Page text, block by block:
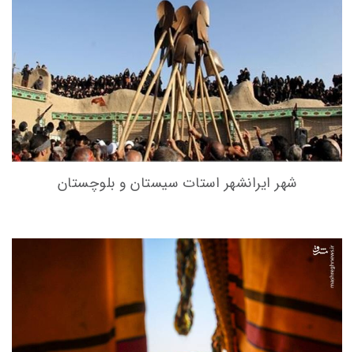
شهر ایرانشهر استات سیستان و بلوچستان